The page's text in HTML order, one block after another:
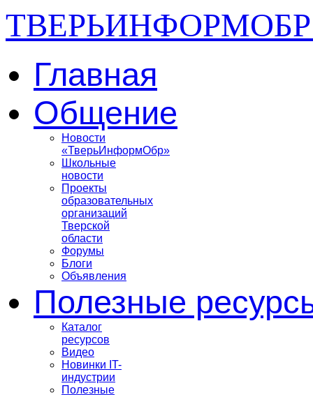
ТВЕРЬИНФОРМОБР
Главная
Общение
Новости
«ТверьИнформОбр»
Школьные
новости
Проекты
образовательных
организаций
Тверской
области
Форумы
Блоги
Объявления
Полезные
Каталог
ресурсов
Видео
Новинки IT-
индустрии
Полезные